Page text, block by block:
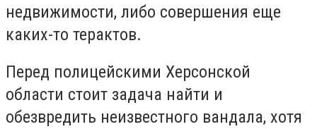
недвижимости, либо совершения еще
каких-то терактов.
Перед полицейскими Херсонской
области стоит задача найти и
обезвредить неизвестного вандала, хотя